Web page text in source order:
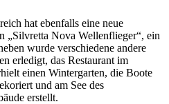
hat ebenfalls eine neue
„Silvretta Nova Wellenflieger“, ein
wurde verschiedene andere
erledigt, das Restaurant im
einen Wintergarten, die Boote
und am See des
erstellt.